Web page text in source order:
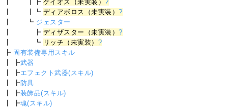
┃ ┃┣ ケイオス（未実装）
?
┃ ┃┗ ディアボロス（未実装）?
┃ ┗ ジェスター
┃ ┣ ディザスター（未実装）?
┃ ┗ リッチ（未実装） ?
┣ 固有装備専用スキル
┃ ┣武器
┃ ┣エフェクト武器(スキル)
┃ ┣防具
┃ ┣装飾品(スキル)
┃ ┣魂(スキル)